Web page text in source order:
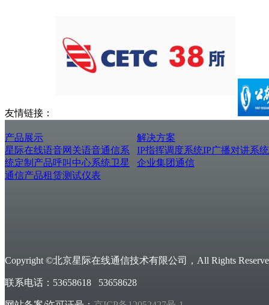
友情链接：
产品展示
星际在线语音网关语音通信系
统定制产品呼叫中心系统卫星
通信产品租赁测试仪表
解决方案
IP指挥调度系统IP广播对讲系统
企业集团通信
Copyright ©北京星际在线通信技术有限公司，All Rights
联系电话：53658618 53658628